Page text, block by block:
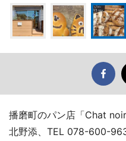
播磨町のパン店「Chat
北野添、TEL 078-600-